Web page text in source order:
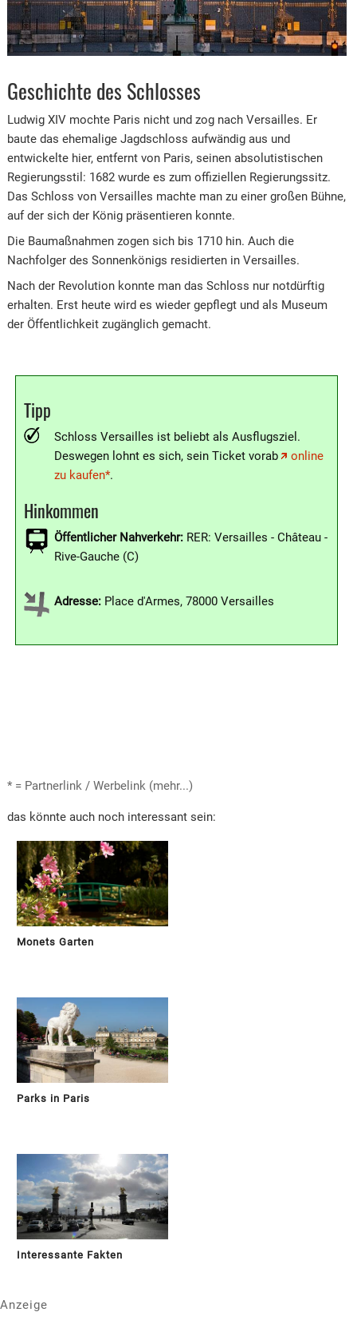
Geschichte des Schlosses
Ludwig XIV mochte Paris nicht und zog nach Versailles. Er
baute das ehemalige Jagdschloss aufwändig aus und
entwickelte hier, entfernt von Paris, seinen absolutistischen
Regierungsstil: 1682 wurde es zum offiziellen Regierungssitz.
Das Schloss von Versailles machte man zu einer großen Bühne,
auf der sich der König präsentieren konnte.
Die Baumaßnahmen zogen sich bis 1710 hin. Auch die
Nachfolger des Sonnenkönigs residierten in Versailles.
Nach der Revolution konnte man das Schloss nur notdürftig
erhalten. Erst heute wird es wieder gepflegt und als Museum
der Öffentlichkeit zugänglich gemacht.
Tipp
Schloss Versailles ist beliebt als Ausflugsziel.
Deswegen lohnt es sich, sein Ticket vorab
online
zu kaufen*.
Hinkommen
Öffentlicher Nahverkehr: RER: Versailles - Château -
Rive-Gauche (C)
Adresse: Place d'Armes, 78000 Versailles
* = Partnerlink / Werbelink (mehr...)
das könnte auch noch interessant sein:
Monets Garten
Parks in Paris
Interessante Fakten
Anzeige